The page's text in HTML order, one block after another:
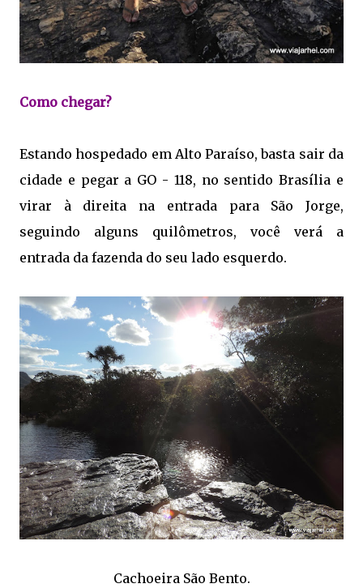
Como chegar?
Estando hospedado em Alto Paraíso, basta sair da
cidade e pegar a GO - 118, no sentido Brasília e
virar à direita na entrada para São Jorge,
seguindo alguns quilômetros, você verá a
entrada da fazenda do seu lado esquerdo.
Cachoeira São Bento.